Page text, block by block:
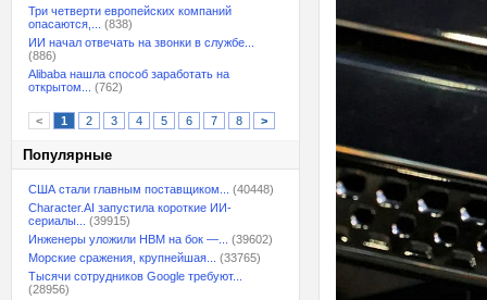
Три четверти европейских компаний
опасаются,...
(838)
ИИ начал отвечать на звонки в службе...
(886)
Alibaba нашла способ заработать на
открытом...
(762)
< 1 2 3 4 5 6 7 8 >
Популярные
США стали главным поставщиком...
(40448)
Character.AI запустила короткие ИИ-
сериалы...
(39915)
Инженеры уложили HBM на бок —...
(39602)
Морские сражения, крупнейшая...
(33765)
Тысячи сотрудников Google требуют...
(28956)